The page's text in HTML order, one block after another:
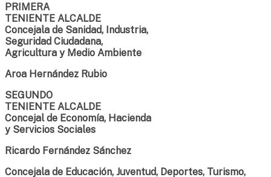
PRIMERA
TENIENTE ALCALDE
Concejala de Sanidad, Industria,
Seguridad Ciudadana,
Agricultura y Medio Ambiente
Aroa Hernández Rubio
SEGUNDO
TENIENTE ALCALDE
Concejal de Economía, Hacienda
y Servicios Sociales
Ricardo Fernández Sánchez
Concejala de Educación, Juventud, Deportes, Turismo,